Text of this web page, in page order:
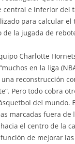
central e inferior del
para calcular
la jugada de
Charlotte
en la liga
reconstrucción
Pero todo cobra
del mundo.
marcadas fuera de
el centro de la
de mejorar